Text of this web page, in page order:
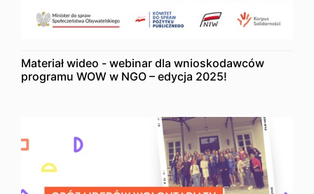
Materiał wideo - webinar dla wnioskodawców
programu WOW w NGO – edycja 2025!